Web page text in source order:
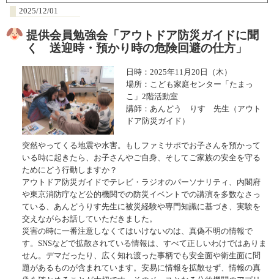
2025/12/01
提供会員勉強会「アウトドア防災ガイドに聞
く 送迎時・預かり時の危険回避の仕方」
日時：2025年11月20日（木）
場所：こども家庭センター「たまっ
こ」2階活動室
講師：あんどう りす 先生（アウト
ドア防災ガイド）
突然やってくる地震や水害。もしファミサポでお子さんを預かって
いる時に起きたら、お子さんやご自身、そしてご家族の安全を守る
ためにどう行動しますか？
アウトドア防災ガイドでテレビ・ラジオのパーソナリティ、内閣府
や東京消防庁など公的機関での防災イベントでの講演を多数なさっ
ている、あんどうりす先生に被災経験や専門知識に基づき、実験を
交えながらお話していただきました。
災害の時に一番注意しなくてはいけないのは、真偽不明の情報で
す。SNSなどで拡散されている情報は、すべて正しいわけではありま
せん。デマだったり、広く知れ渡った事柄でも安全面や衛生面に問
題があるものが含まれています。安易に情報を拡散せず、情報の真